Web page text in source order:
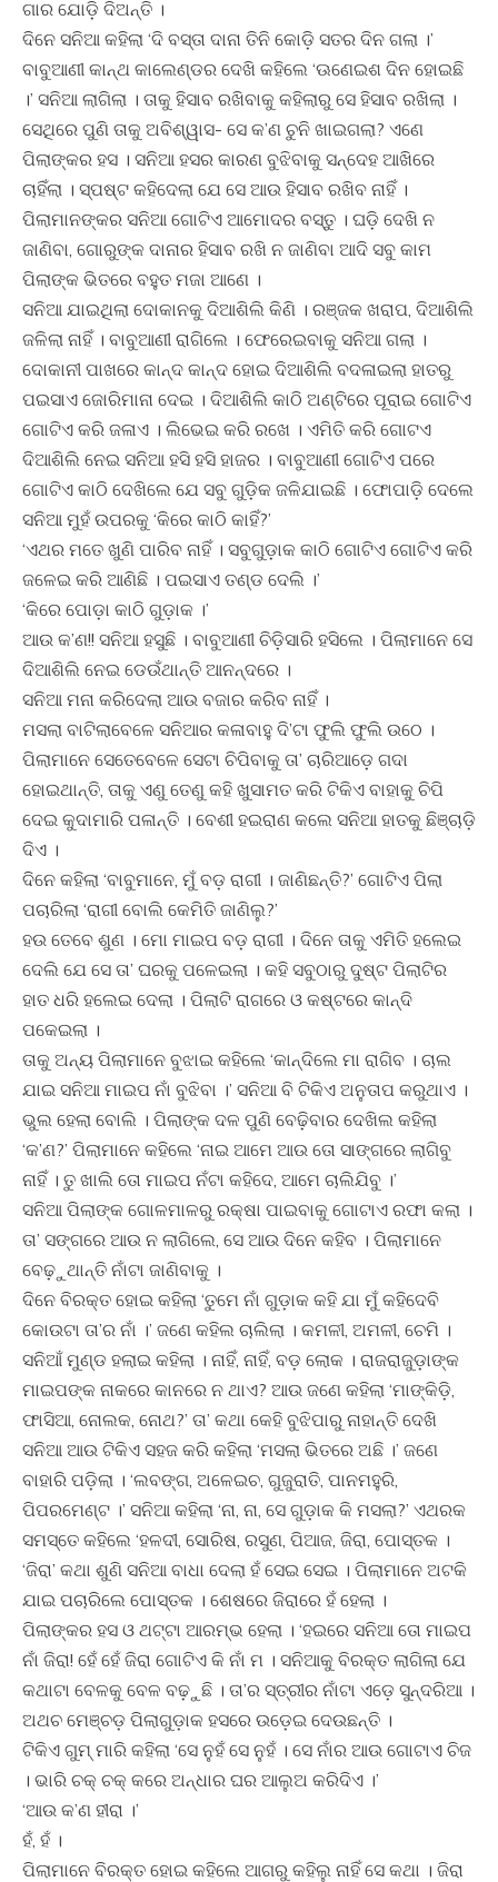
ଗାର ଯୋଡି଼ ଦିଅନ୍ତି ।
ଦିନେ ସନିଆ କହିଲା ‘ଦି ବସ୍ତା ଦାନା ତିନି କୋଡି଼ ସତର ଦିନ ଗଲା ।’
ବାବୁଆଣୀ କାନ୍ଥ କାଲେଣ୍ଡର ଦେଖି କହିଲେ ‘ଊଣେଇଶ ଦିନ ହୋଇଛି
।’ ସନିଆ ଲାଗିଲା । ତାକୁ ହିସାବ ରଖିବାକୁ କହିଲାରୁ ସେ ହିସାବ ରଖିଲା ।
ସେଥିରେ ପୁଣି ତାକୁ ଅବିଶ୍ୱାସ- ସେ କ’ଣ ଚୁନି ଖାଇଗଲା? ଏଣେ
ପିଲାଙ୍କର ହସ । ସନିଆ ହସର କାରଣ ବୁଝିବାକୁ ସନ୍ଦେହ ଆଖିରେ
ଚାହିଁଲା । ସ୍ପଷ୍ଟ କହିଦେଲା ଯେ ସେ ଆଉ ହିସାବ ରଖିବ ନାହିଁ ।
ପିଲାମାନଙ୍କର ସନିଆ ଗୋଟିଏ ଆମୋଦର ବସ୍ତୁ । ଘଡ଼ି ଦେଖି ନ
ଜାଣିବା, ଗୋରୁଙ୍କ ଦାନାର ହିସାବ ରଖି ନ ଜାଣିବା ଆଦି ସବୁ କାମ
ପିଲାଙ୍କ ଭିତରେ ବହୁତ ମଜା ଆଣେ ।
ସନିଆ ଯାଇଥିଲା ଦୋକାନକୁ ଦିଆଶିଲି କିଣି । ରଞ୍ଜକ ଖରାପ, ଦିଆଶିଲି
ଜଳିଲା ନାହିଁ । ବାବୁଆଣୀ ରାଗିଲେ । ଫେରେଇବାକୁ ସନିଆ ଗଲା ।
ଦୋକାନୀ ପାଖରେ କାନ୍ଦ କାନ୍ଦ ହୋଇ ଦିଆଶିଲି ବଦଳାଇଲା ହାତରୁ
ପଇସାଏ ଜୋରିମାନା ଦେଇ । ଦିଆଶିଲି କାଠି ଅଣ୍ଟିରେ ପୂରାଇ ଗୋଟିଏ
ଗୋଟିଏ କରି ଜଳାଏ । ଲିଭେଇ କରି ରଖେ । ଏମିତି କରି ଗୋଟଏ
ଦିଆଶିଲି ନେଇ ସନିଆ ହସି ହସି ହାଜର । ବାବୁଆଣୀ ଗୋଟିଏ ପରେ
ଗୋଟିଏ କାଠି ଦେଖିଲେ ଯେ ସବୁ ଗୁଡି଼କ ଜଳିଯାଇଛି । ଫୋପାଡି଼ ଦେଲେ
ସନିଆ ମୁହଁ ଉପରକୁ ‘କିରେ କାଠି କାହିଁ?’
‘ଏଥର ମତେ ଖୁଣି ପାରିବ ନାହିଁ । ସବୁଗୁଡ଼ାକ କାଠି ଗୋଟିଏ ଗୋଟିଏ କରି
ଜଳେଇ କରି ଆଣିଛି । ପଇସାଏ ତଣ୍ଡ ଦେଲି ।’
‘କିରେ ପୋଡ଼ା କାଠି ଗୁଡ଼ାକ ।’
ଆଉ କ’ଣ!! ସନିଆ ହସୁଛି । ବାବୁଆଣୀ ଚିଡ଼ିସାରି ହସିଲେ । ପିଲାମାନେ ସେ
ଦିଆଶିଲି ନେଇ ଡେଉଁଥାନ୍ତି ଆନନ୍ଦରେ ।
ସନିଆ ମନା କରିଦେଲା ଆଉ ବଜାର କରିବ ନାହିଁ ।
ମସଲା ବାଟିଲାବେଳେ ସନିଆର କଳାବାହୁ ଦି’ଟା ଫୁଲି ଫୁଲି ଉଠେ ।
ପିଲାମାନେ ସେତେବେଳେ ସେଟା ଚିପିବାକୁ ତା’ ଚାରିଆଡ଼େ ଗଦା
ହୋଇଥାନ୍ତି, ତାକୁ ଏଣୁ ତେଣୁ କହି ଖୁସାମତ କରି ଟିକିଏ ବାହାକୁ ଚିପି
ଦେଇ କୁଦାମାରି ପଳାନ୍ତି । ବେଶୀ ହଇରାଣ କଲେ ସନିଆ ହାତକୁ ଛିଞ୍ଚାଡି଼
ଦିଏ ।
ଦିନେ କହିଲା ‘ବାବୁମାନେ, ମୁଁ ବଡ଼ ରାଗୀ । ଜାଣିଛନ୍ତି?’ ଗୋଟିଏ ପିଲା
ପଚାରିଲା ‘ରାଗୀ ବୋଲି କେମିତି ଜାଣିଲୁ?’
ହଉ ତେବେ ଶୁଣ । ମୋ ମାଇପ ବଡ଼ ରାଗୀ । ଦିନେ ତାକୁ ଏମିତି ହଲେଇ
ଦେଲି ଯେ ସେ ତା’ ଘରକୁ ପଳେଇଲା । କହି ସବୁଠାରୁ ଦୁଷ୍ଟ ପିଲାଟିର
ହାତ ଧରି ହଲେଇ ଦେଲା । ପିଲାଟି ରାଗରେ ଓ କଷ୍ଟରେ କାନ୍ଦି
ପକେଇଲା ।
ତାକୁ ଅନ୍ୟ ପିଲାମାନେ ବୁଝାଇ କହିଲେ ‘କାନ୍ଦିଲେ ମା ରାଗିବ । ଚାଲ
ଯାଇ ସନିଆ ମାଇପ ନାଁ ବୁଝିବା ।’ ସନିଆ ବି ଟିକିଏ ଅନୁତାପ କରୁଥାଏ ।
ଭୁଲ ହେଲା ବୋଲି । ପିଲାଙ୍କ ଦଳ ପୁଣି ବେଢ଼ିବାର ଦେଖିଲ କହିଲା
‘କ’ଣ?’ ପିଲାମାନେ କହିଲେ ‘ନାଇ ଆମେ ଆଉ ତୋ ସାଙ୍ଗରେ ଲାଗିବୁ
ନାହିଁ । ତୁ ଖାଲି ତୋ ମାଇପ ନଁଟା କହିଦେ, ଆମେ ଚାଲିଯିବୁ ।’
ସନିଆ ପିଲାଙ୍କ ଗୋଳମାଳରୁ ରକ୍ଷା ପାଇବାକୁ ଗୋଟାଏ ରଫା କଲା ।
ତା’ ସଙ୍ଗରେ ଆଉ ନ ଲାଗିଲେ, ସେ ଆଉ ଦିନେ କହିବ । ପିଲାମାନେ
ବେଢ଼ୁଥାନ୍ତି ନାଁଟା ଜାଣିବାକୁ ।
ଦିନେ ବିରକ୍ତ ହୋଇ କହିଲା ‘ତୁମେ ନାଁ ଗୁଡ଼ାକ କହି ଯା ମୁଁ କହିଦେବି
କୋଉଟା ତା’ର ନାଁ ।’ ଜଣେ କହିଲ ଚାଲିଲା । କମଳୀ, ଅମଳୀ, ଚେମି ।
ସନିଆଁ ମୁଣ୍ଡ ହଲାଇ କହିଲା । ନାହିଁ, ନାହିଁ, ବଡ଼ ଲୋକ । ରାଜରାଜୁଡ଼ାଙ୍କ
ମାଇପଙ୍କ ନାକରେ କାନରେ ନ ଥାଏ? ଆଉ ଜଣେ କହିଲା ‘ମାଙ୍କିଡି଼,
ଫାସିଆ, ନୋଲକ, ନୋଥ?’ ତା’ କଥା କେହି ବୁଝିପାରୁ ନାହାନ୍ତି ଦେଖି
ସନିଆ ଆଉ ଟିକିଏ ସହଜ କରି କହିଲା ‘ମସଲା ଭିତରେ ଅଛି ।’ ଜଣେ
ବାହାରି ପଡି଼ଲା । ‘ଲବଙ୍ଗ, ଅଳେଇଚ, ଗୁଜୁରାତି, ପାନମହୁରି,
ପିପରମେଣ୍ଟ ।’ ସନିଆ କହିଲା ‘ନା, ନା, ସେ ଗୁଡ଼ାକ କି ମସଲା?’ ଏଥରକ
ସମସ୍ତେ କହିଲେ ‘ହଳଦୀ, ସୋରିଷ, ରସୁଣ, ପିଆଜ, ଜିରା, ପୋସ୍ତକ ।
‘ଜିରା’ କଥା ଶୁଣି ସନିଆ ବାଧା ଦେଲା ହଁ ସେଇ ସେଇ । ପିଲାମାନେ ଅଟକି
ଯାଇ ପଚାରିଲେ ପୋସ୍ତକ । ଶେଷରେ ଜିରାରେ ହଁ ହେଲା ।
ପିଲାଙ୍କର ହସ ଓ ଥଟ୍ଟା ଆରମ୍ଭ ହେଲା । ‘ହଇରେ ସନିଆ ତୋ ମାଇପ
ନାଁ ଜିରା! ହେଁ ହେଁ ଜିରା ଗୋଟିଏ କି ନାଁ ମ । ସନିଆକୁ ବିରକ୍ତ ଲାଗିଲା ଯେ
କଥାଟା ବେଳକୁ ବେଳ ବଢ଼ୁଛି । ତା’ର ସ୍ତ୍ରୀର ନାଁଟା ଏଡ଼େ ସୁନ୍ଦରିଆ ।
ଅଥଚ ମେଞ୍ଚଡ଼ ପିଲାଗୁଡ଼ାକ ହସରେ ଉଡ଼େଇ ଦେଉଛନ୍ତି ।
ଟିକିଏ ଗୁମ୍‍ ମାରି କହିଲା ‘ସେ ନୁହଁ ସେ ନୁହଁ । ସେ ନାଁର ଆଉ ଗୋଟାଏ ଚିଜ
। ଭାରି ଚକ୍‍ ଚକ୍‍ କରେ ଅନ୍ଧାର ଘର ଆଲୁଅ କରିଦିଏ ।’
‘ଆଉ କ’ଣ ହୀରା ।’
ହଁ, ହଁ ।
ପିଲାମାନେ ବିରକ୍ତ ହୋଇ କହିଲେ ଆଗରୁ କହିଲୁ ନାହିଁ ସେ କଥା । ଜିରା